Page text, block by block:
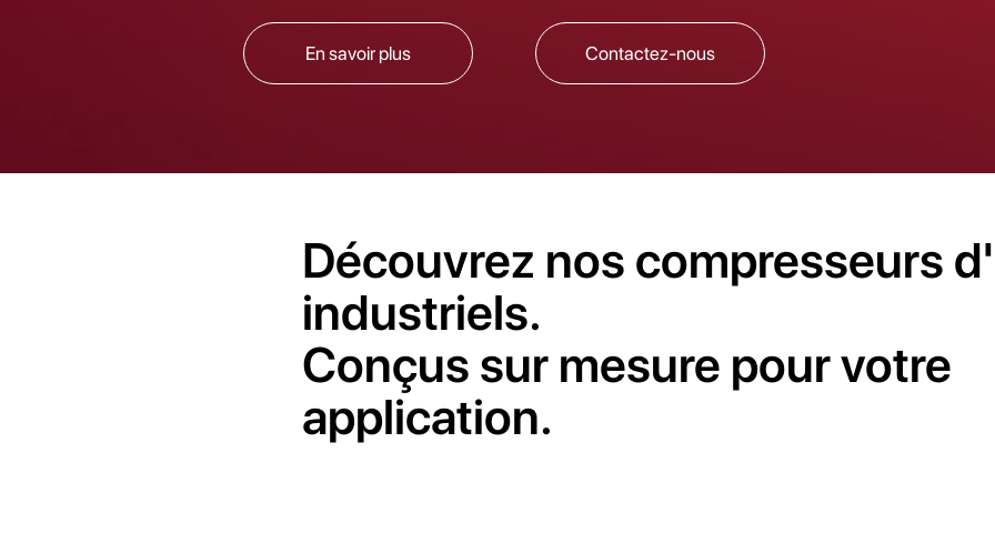
En savoir plus Contactez-nous
Découvrez nos compresseurs
industriels.
Conçus sur mesure pour votre
application.